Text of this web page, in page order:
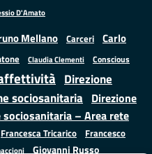
D'Amato
Mellano Carceri
Carlo
Claudia Clementi Conscious
Direzione
sociosanitaria Direzione
– Area rete
Francesca Tricarico
Francesco
Giovanni Russo